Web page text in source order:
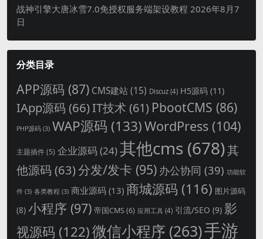
战神引擎大唐冰雪7.0免授权服务端架设教程 2026年8月7
日
分类目录
APP源码 (87) CMS建站 (15) Discuz (4) H5源码 (11)
IApp源码 (66)IT技术 (61) PbootCMS (86)
PHP源码 (3) WAP源码 (133)WordPress (104)
主题插件(5) 企业源码 (24)其他cms (678)其
他源码 (63)分发/发卡 (95) 办公协同 (39) 功能软
件 (3) 各类教程 (3) 商业源码 (13) 商城源码 (116) 图片源码
(8) 小程序 (97) 帝国CMS(6) 应用工具 (4) 引流/SEO (9) 影
视源码 (122)微信小程序 (263)手游